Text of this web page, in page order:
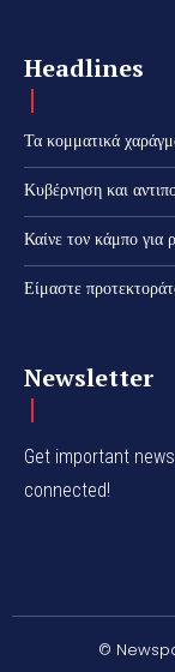
Headlines
Τα κομματικά
Κυβέρνηση και
Καίνε τον κάμπο για
Είμαστε
Newsletter
Get important
connected!
©